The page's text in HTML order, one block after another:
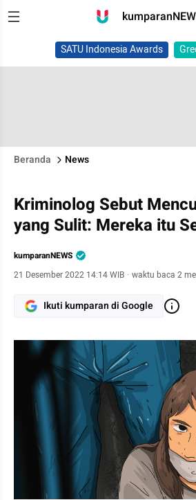
SATU Indonesia Awards
Beranda News
Kriminolog Sebut
yang Sulit: Mereka itu
kumparanNEWS
21 Desember 2022 14:14 WIB · waktu baca 2
Ikuti kumparan di Google